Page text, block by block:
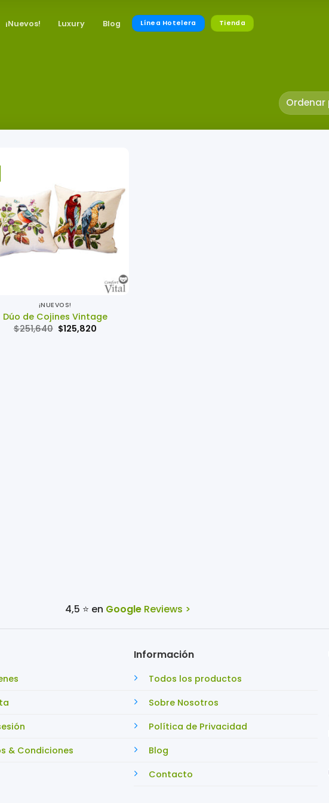
¡Nuevos! Luxury Blog Línea Hotelera Tienda
¡NUEVOS!
Dúo de Cojines Vintage
$251,640 El
precio
$125,820El
4,5 ⭐ en GoogleReviews >
& Condiciones
Información
Todos los productos
Sobre Nosotros
Política de Privacidad
Blog
Contacto